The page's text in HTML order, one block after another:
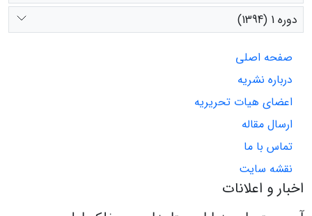
دوره 1 (1394)
صفحه اصلی
درباره نشریه
اعضای هیات تحریریه
ارسال مقاله
تماس با ما
نقشه سایت
اخبار و اعلانات